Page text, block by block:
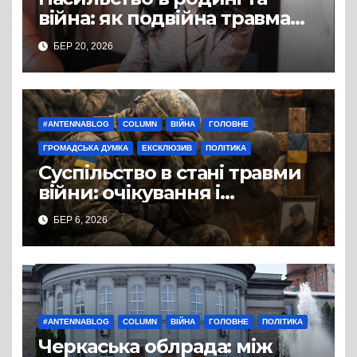
війна: як подвійна травма
дітей сьогодні формує
загрози завтра
БЕР 20, 2026
#ANTENNABLOG COLUMN ВІЙНА ГОЛОВНЕ
ГРОМАДСЬКА ДУМКА ЕКСКЛЮЗИВ ПОЛІТИКА
Суспільство в стані травми
війни: очікування і
реальність
БЕР 6, 2026
#ANTENNABLOG COLUMN ВІЙНА ГОЛОВНЕ ПОЛІТИКА
Черкаська облрада: між